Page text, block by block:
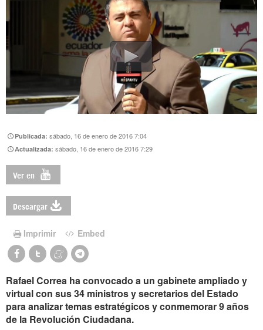
https://t.me/hispantvcanal
Publicada:sábado, 16 de enero de 2016 7:04
Actualizada:sábado, 16 de enero de 2016 7:29
Ver en
Descargar
Imprimir Embed
Rafael Correa ha convocado a un gabinete ampliado y
virtual con sus 34 ministros y secretarios del Estado
para analizar temas estratégicos y conmemorar 9 años
de la Revolución Ciudadana.